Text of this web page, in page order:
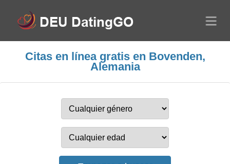
Citas en línea gratis en Bovenden,
Alemania